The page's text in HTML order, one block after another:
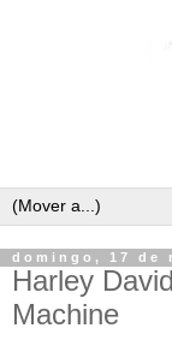
domingo, 17 de
Harley
Machine